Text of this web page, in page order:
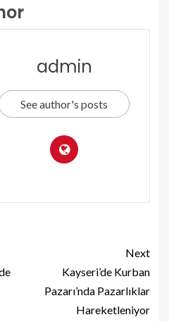
admin
See author's posts
Next
Kayseri’de Kurban
Pazarı’nda Pazarlıklar
Hareketleniyor